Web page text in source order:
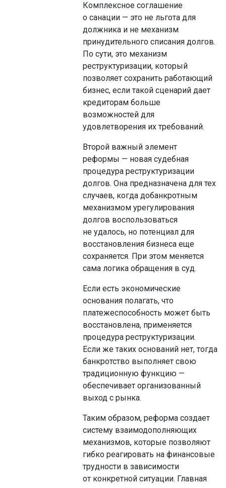
Комплексное соглашение
о санации — это не льгота для
должника и не механизм
принудительного списания долгов.
По сути, это механизм
реструктуризации, который
позволяет сохранить работающий
бизнес, если такой сценарий дает
кредиторам больше
возможностей для
удовлетворения их требований.
Второй важный элемент
реформы — новая судебная
процедура реструктуризации
долгов. Она предназначена для тех
случаев, когда добанкротным
механизмом урегулирования
долгов воспользоваться
не удалось, но потенциал для
восстановления бизнеса еще
сохраняется. При этом меняется
сама логика обращения в суд.
Если есть экономические
основания полагать, что
платежеспособность может быть
восстановлена, применяется
процедура реструктуризации.
Если же таких оснований нет, тогда
банкротство выполняет свою
традиционную функцию —
обеспечивает организованный
выход с рынка.
Таким образом, реформа создает
систему взаимодополняющих
механизмов, которые позволяют
гибко реагировать на финансовые
трудности в зависимости
от конкретной ситуации. Главная